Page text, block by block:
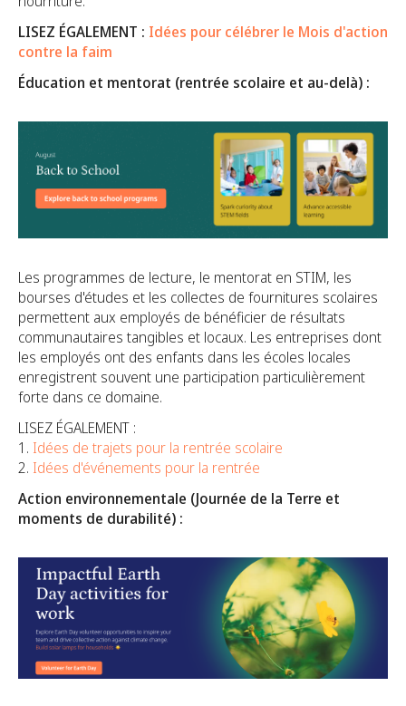
LISEZ ÉGALEMENT : Idées pour célébrer le Mois d'action
contre la faim
Éducation et mentorat (rentrée scolaire et au-delà) :
Les programmes de lecture, le mentorat en STIM, les
bourses d'études et les collectes de fournitures scolaires
permettent aux employés de bénéficier de résultats
communautaires tangibles et locaux. Les entreprises dont
les employés ont des enfants dans les écoles locales
enregistrent souvent une participation particulièrement
forte dans ce domaine.
LISEZ ÉGALEMENT :
1. Idées de trajets pour la rentrée scolaire
2. Idées d'événements pour la rentrée
Action environnementale (Journée de la Terre et
moments de durabilité) :